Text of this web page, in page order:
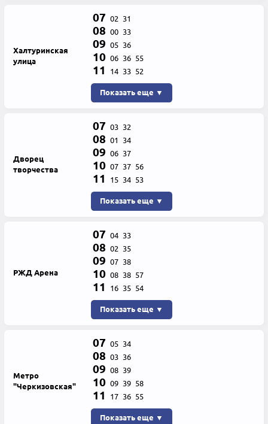
Халтуринская
улица
07 02 31
08 00 33
09 05 36
10 06 36 55
11 14 33 52
Показать еще ▼
Дворец
творчества
07 03 32
08 01 34
09 06 37
10 07 37 56
11 15 34 53
Показать еще ▼
РЖД Арена
07 04 33
08 02 35
09 07 38
10 08 38 57
11 16 35 54
Показать еще ▼
Метро
"Черкизовская"
07 05 34
08 03 36
09 08 39
10 09 39 58
11 17 36 55
Показать еще ▼